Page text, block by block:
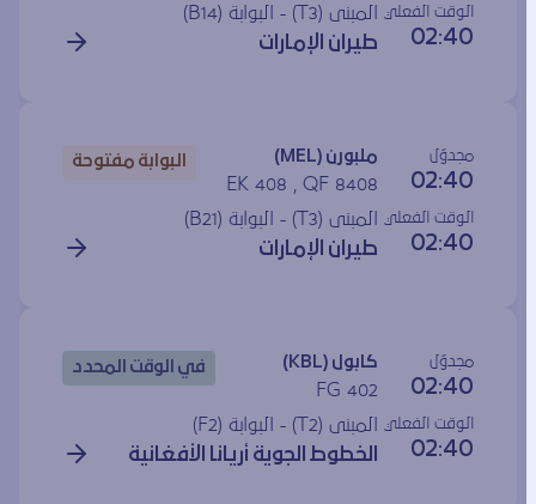
الوقت الفعلي
02:40
المبنى (T3) - البوابة ( B14
)
طيران الإمارات
مجدوَل
02:40
ملبورن (MEL)
EK 408 , QF 8408
البوابة مفتوحة
الوقت الفعلي
02:40
المبنى (T3) - البوابة ( B21
)
طيران الإمارات
مجدوَل
02:40
كابول (KBL)
FG 402
في الوقت المحدد
الوقت الفعلي
02:40
المبنى (T2) - البوابة ( F2
)
الخطوط الجوية أريانا الأفغانية